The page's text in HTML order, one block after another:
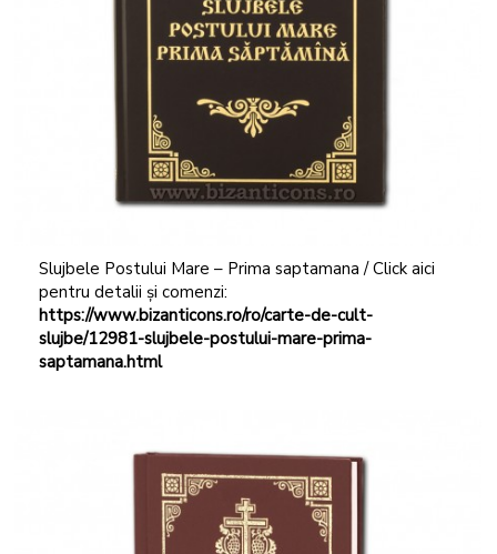
Slujbele Postului Mare – Prima saptamana / Click aici
pentru detalii și comenzi:
https://www.bizanticons.ro/ro/carte-de-cult-
slujbe/12981-slujbele-postului-mare-prima-
saptamana.html